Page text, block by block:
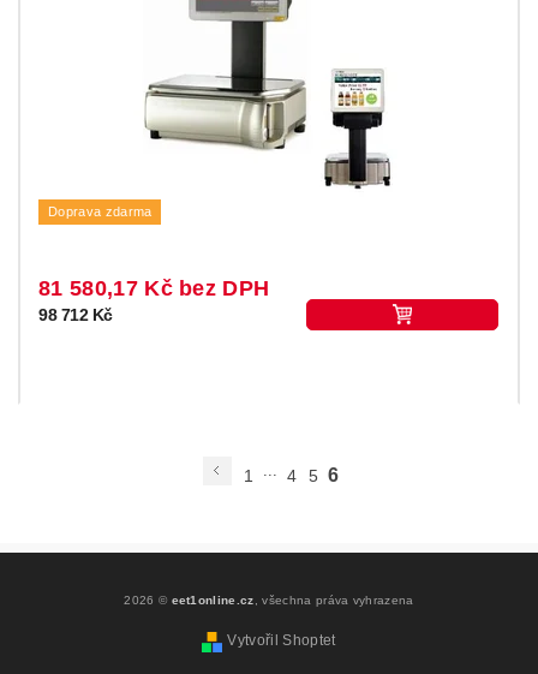
Doprava zdarma
81 580,17 Kč bez DPH
98 712 Kč
1 ... 4 5 6
2026 © eet1online.cz , všechna práva vyhrazena
Vytvořil Shoptet